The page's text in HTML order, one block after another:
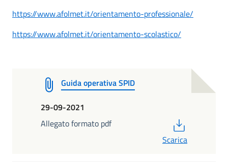
https://www.afolmet.it/orientamento-professionale/
https://www.afolmet.it/orientamento-scolastico/
Guida operativa SPID
29-09-2021
Allegato formato pdf
Scarica